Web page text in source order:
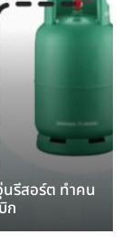
นรีสอร์ต ทำคน
ก